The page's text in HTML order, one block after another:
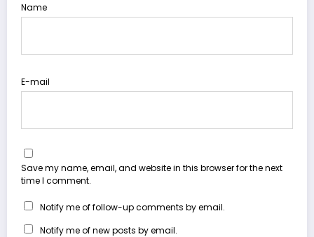
Name
E-mail
Save my name, email, and website in this browser for the next
time I comment.
Notify me of follow-up comments by email.
Notify me of new posts by email.